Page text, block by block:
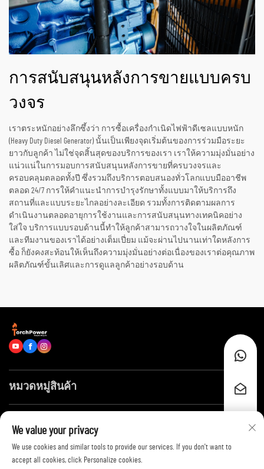
การสนับสนุนหลังการขายแบบครบ
วงจร
เราตระหนักอย่างลึกซึ้งว่า การซื้อเครื่องกำเนิดไฟฟ้าดีเซลแบบหนัก
(Heavy Duty Diesel Generator) นั้นเป็นเพียงจุดเริ่มต้นของการร่วมมือระยะ
ยาวกับลูกค้า ไม่ใช่จุดสิ้นสุดของบริการของเรา เราให้ความมุ่งมั่นอย่าง
แน่วแน่ในการมอบการสนับสนุนหลังการขายที่ครบวงจรและ
ครอบคลุมตลอดทั้งปี ซึ่งรวมถึงบริการตอบสนองทั่วโลกแบบมืออาชีพ
ตลอด 24/7 การให้คำแนะนำการบำรุงรักษาทั้งแบบมาให้บริการถึง
สถานที่และแบบระยะไกลอย่างละเอียด รวมทั้งการติดตามผลการ
ดำเนินงานตลอดอายุการใช้งานและการสนับสนุนทางเทคนิคอย่าง
ใส่ใจ บริการแบบรอบด้านนี้ทำให้ลูกค้าสามารถวางใจในผลิตภัณฑ์
และทีมงานของเราได้อย่างเต็มเปี่ยม แม้จะผ่านไปนานเท่าใดหลังการ
ซื้อ ก็ยังคงสะท้อนให้เห็นถึงความมุ่งมั่นอย่างต่อเนื่องของเราต่อคุณภาพ
ผลิตภัณฑ์ขั้นเลิศและการดูแลลูกค้าอย่างรอบด้าน
หมวดหมู่สินค้า
ติดต่อเรา
We value your privacy
We use cookies and similar tools to provide our services. If you don't want to
accept all cookies, click Personalize cookies.